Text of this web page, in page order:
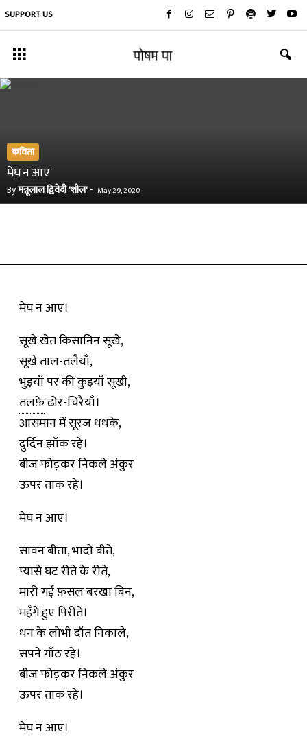
SUPPORT US
कविता
मेघ न आए
Byमन्नूलाल द्विवेदी 'शील'- May 29, 2020
मेघ न आए।
सूखे खेत किसानिन सूखे,
सूखे ताल-तलैयाँ,
भुइयाँ पर की कुइयाँ सूखी,
तलफ़ेढोर-चिरैयाँ।
आसमान में सूरज धधके,
दुर्दिन झाँक रहे।
बीज फोड़कर निकले अंकुर
ऊपर ताक रहे।
मेघ न आए।
सावन बीता, भादों बीते,
प्यासे घट रीते के रीते,
मारी गई फ़सल बरखा बिन,
महँगे हुए पिरीते।
धन के लोभी दाँत निकाले,
सपने गाँठ रहे।
बीज फोड़कर निकले अंकुर
ऊपर ताक रहे।
मेघ न आए।